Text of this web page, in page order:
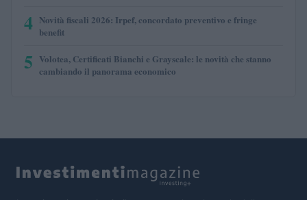
4 Novità fiscali 2026: Irpef, concordato preventivo e fringe
benefit
5 Volotea, Certificati Bianchi e Grayscale: le novità che stanno
cambiando il panorama economico